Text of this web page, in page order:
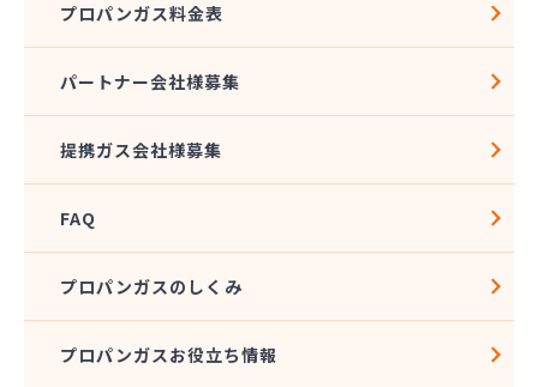
プロパンガス料金表
パートナー会社様募集
提携ガス会社様募集
FAQ
プロパンガスのしくみ
プロパンガスお役立ち情報